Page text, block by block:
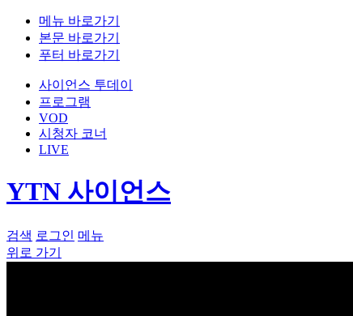
메뉴 바로가기
본문 바로가기
푸터 바로가기
사이언스 투데이
프로그램
VOD
시청자 코너
LIVE
YTN 사이언스
검색 로그인 메뉴
위로 가기